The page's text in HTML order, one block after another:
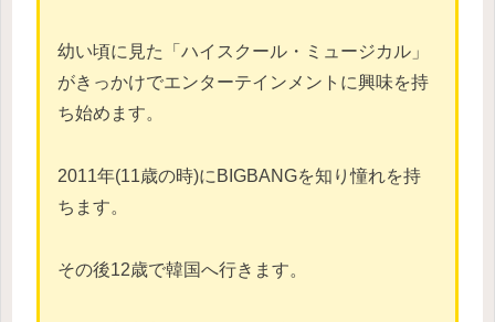
幼い頃に見た「ハイスクール・ミュージカル」
がきっかけでエンターテインメントに興味を持
ち始めます。
2011年(11歳の時)にBIGBANGを知り憧れを持
ちます。
その後12歳で韓国へ行きます。